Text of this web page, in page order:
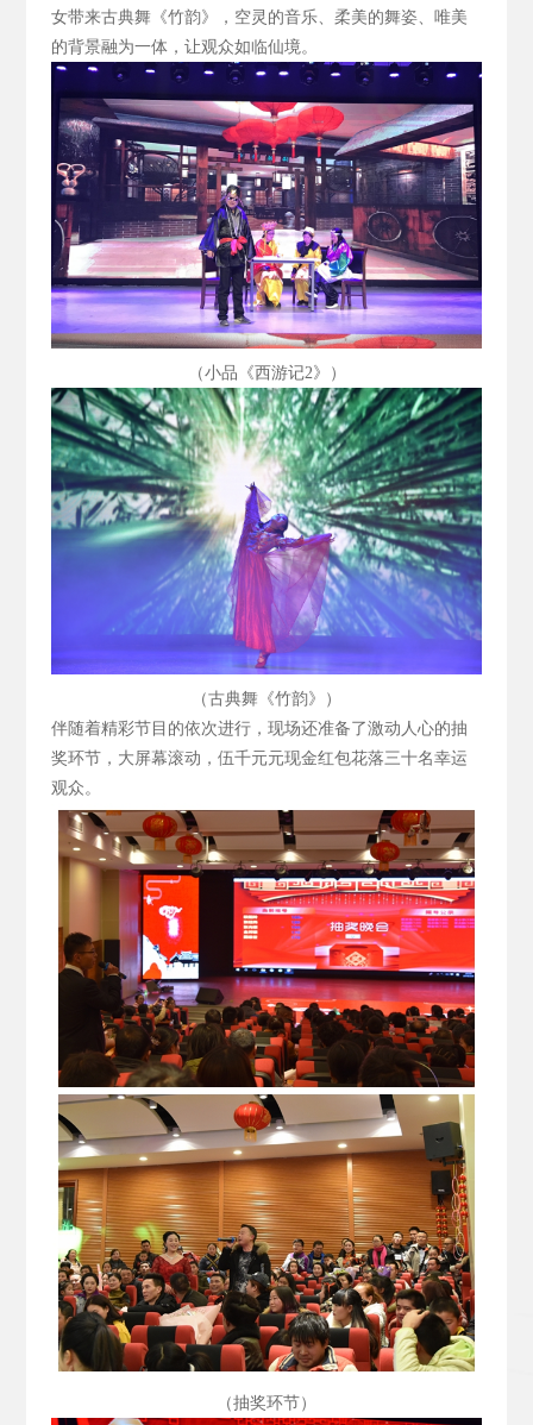
女带来古典舞《竹韵》，空灵的音乐、柔美的舞姿、唯美
的背景融为一体，让观众如临仙境。
（小品《西游记2》）
（古典舞《竹韵》）
伴随着精彩节目的依次进行，现场还准备了激动人心的抽
奖环节，大屏幕滚动，伍千元元现金红包花落三十名幸运
观众。
（抽奖环节）